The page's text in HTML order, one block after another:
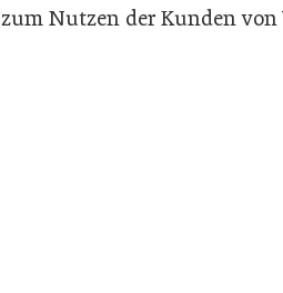
zum Nutzen der Kunden von